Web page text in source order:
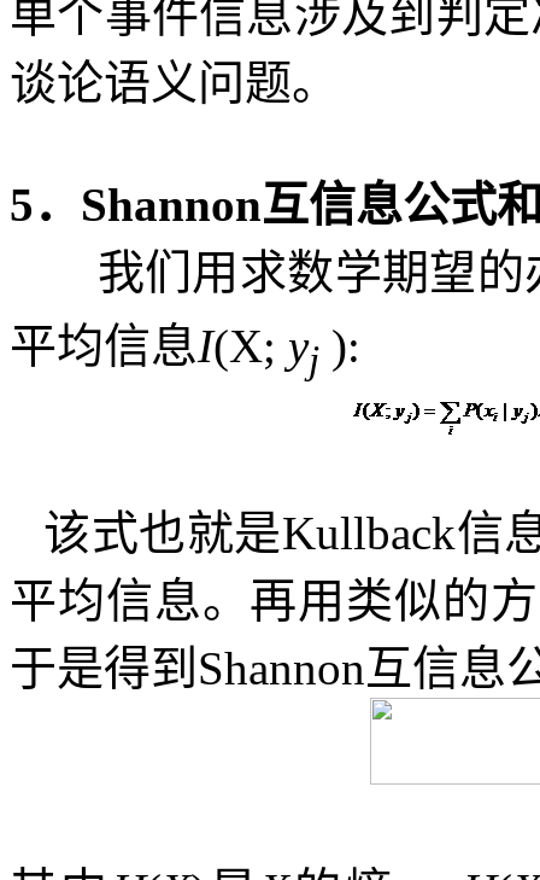
单个事件信息涉及到判
谈论语义问题。
5． Shannon互信息公式
我们用求数学期望
平均信息I(X; yj ):
该式也就是Kullback信
平均信息。再用类似的
于是得到 Shannon互信息